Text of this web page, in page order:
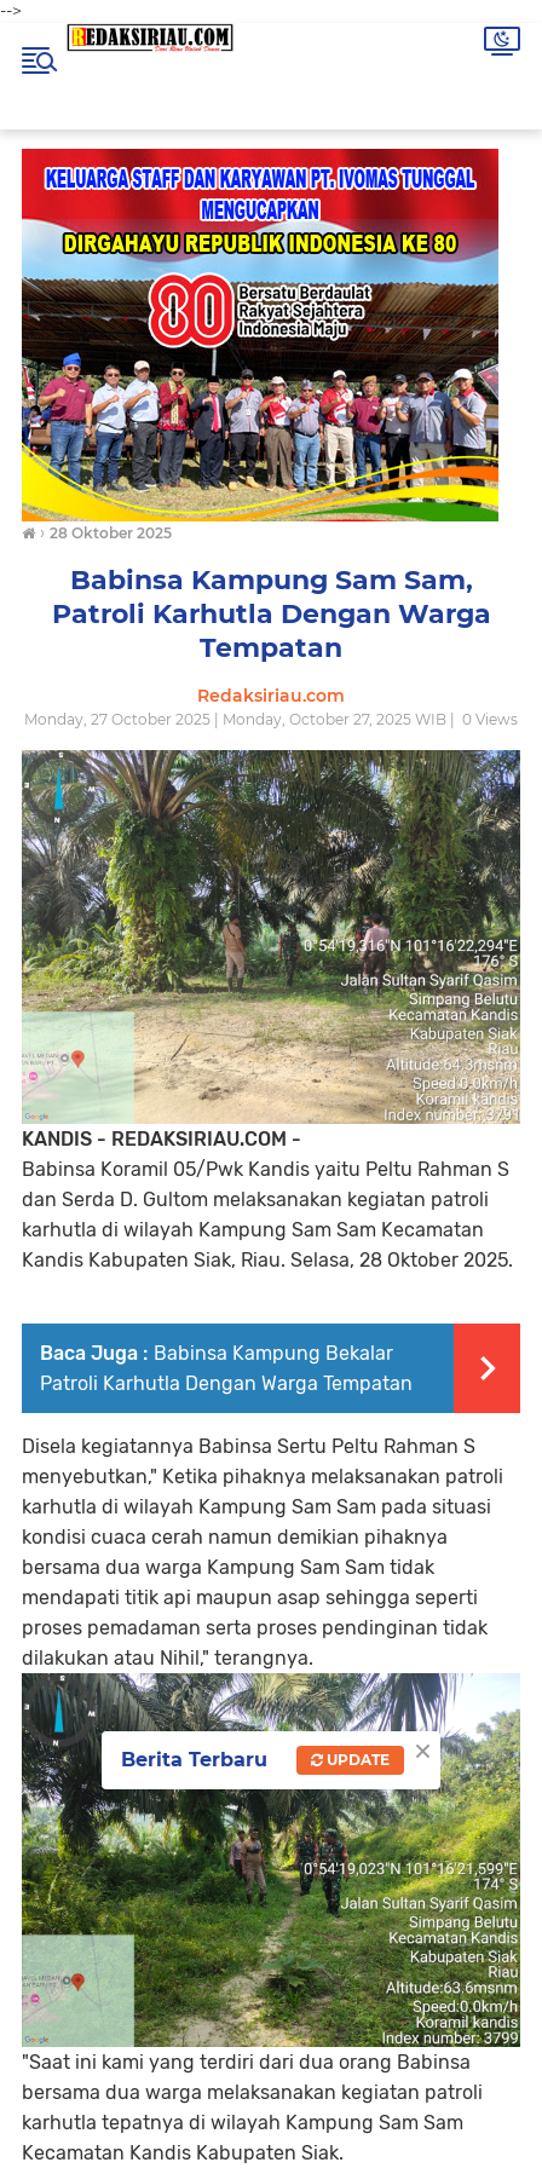
-->
› 28 Oktober 2025
Babinsa Kampung Sam Sam,
Patroli Karhutla Dengan Warga
Tempatan
Redaksiriau.com
Monday, 27 October 2025 | Monday, October 27, 2025 WIB | 0 Views
KANDIS - REDAKSIRIAU.COM -
Babinsa Koramil 05/Pwk Kandis yaitu Peltu Rahman S
dan Serda D. Gultom melaksanakan kegiatan patroli
karhutla di wilayah Kampung Sam Sam Kecamatan
Kandis Kabupaten Siak, Riau. Selasa, 28 Oktober 2025.
Baca Juga : Babinsa Kampung Bekalar
Patroli Karhutla Dengan Warga Tempatan
Disela kegiatannya Babinsa Sertu Peltu Rahman S
menyebutkan," Ketika pihaknya melaksanakan patroli
karhutla di wilayah Kampung Sam Sam pada situasi
kondisi cuaca cerah namun demikian pihaknya
bersama dua warga Kampung Sam Sam tidak
mendapati titik api maupun asap sehingga seperti
proses pemadaman serta proses pendinginan tidak
dilakukan atau Nihil," terangnya.
"Saat ini kami yang terdiri dari dua orang Babinsa
bersama dua warga melaksanakan kegiatan patroli
karhutla tepatnya di wilayah Kampung Sam Sam
Kecamatan Kandis Kabupaten Siak.
×
Berita Terbaru UPDATE